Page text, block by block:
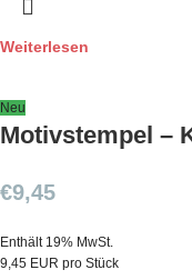
Weiterlesen
Neu
Motivstempel –
€9,45
Enthält 19% MwSt.
9,45 EUR pro Stück